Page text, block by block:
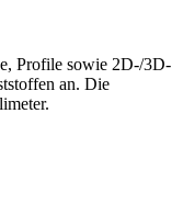
Profile sowie 2D-/3D-
an. Die